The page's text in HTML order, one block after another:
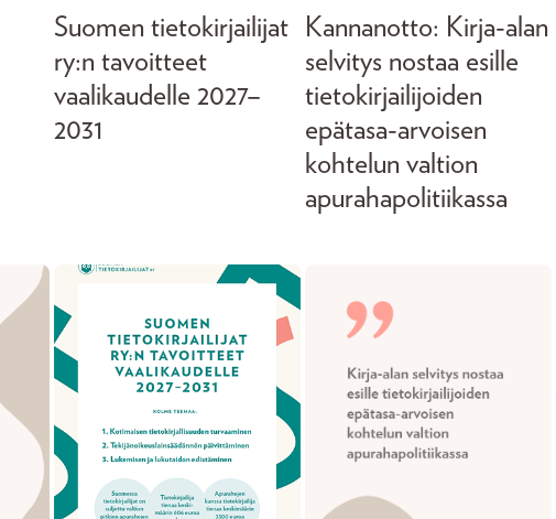
Suomen tietokirjailijat
ry:n tavoitteet
vaalikaudelle 2027–
2031
Kannanotto: Kirja-alan
selvitys nostaa esille
tietokirjailijoiden
epätasa-arvoisen
kohtelun valtion
apurahapolitiikassa